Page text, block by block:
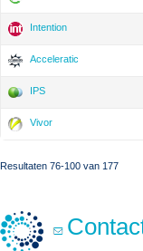
Intention
Acceleratic
IPS
Vivor
Resultaten 76-100 van 177